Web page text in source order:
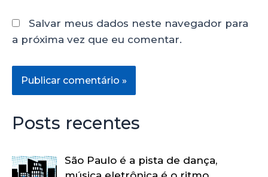
Salvar meus dados neste navegador para
a próxima vez que eu comentar.
Posts recentes
São Paulo é a pista de dança,